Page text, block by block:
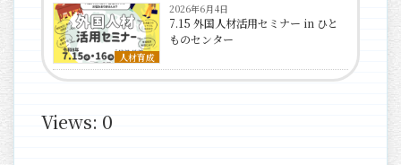
人材育成
2026年6月4日
7.15 外国人材活用セミナー in ひと
ものセンター
Views: 0